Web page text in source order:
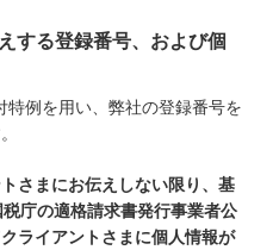
する登録番号、および個
例を用い、弊社の登録番号を
さまにお伝えしない限り、基
庁の適格請求書発行事業者公
ライアントさまに個人情報が